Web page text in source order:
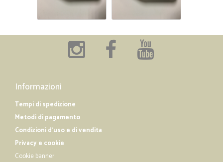
Informazioni
Tempi di spedizione
Metodi di pagamento
Condizioni d'uso e di vendita
Privacy e cookie
Cookie banner